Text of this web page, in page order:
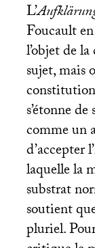
L’
Foucault
l’objet de
sujet, mais
s’étonne
comme un
d’accepter
laquelle la
substrat
soutient
pluriel.